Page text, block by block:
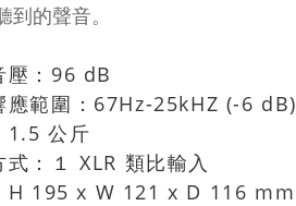
的聲音。
壓：96 dB
應範圍：67Hz-25kHZ (-6 dB)
1.5 公斤
式：１ XLR 類比輸入
H 195 x W 121 x D 116 mm